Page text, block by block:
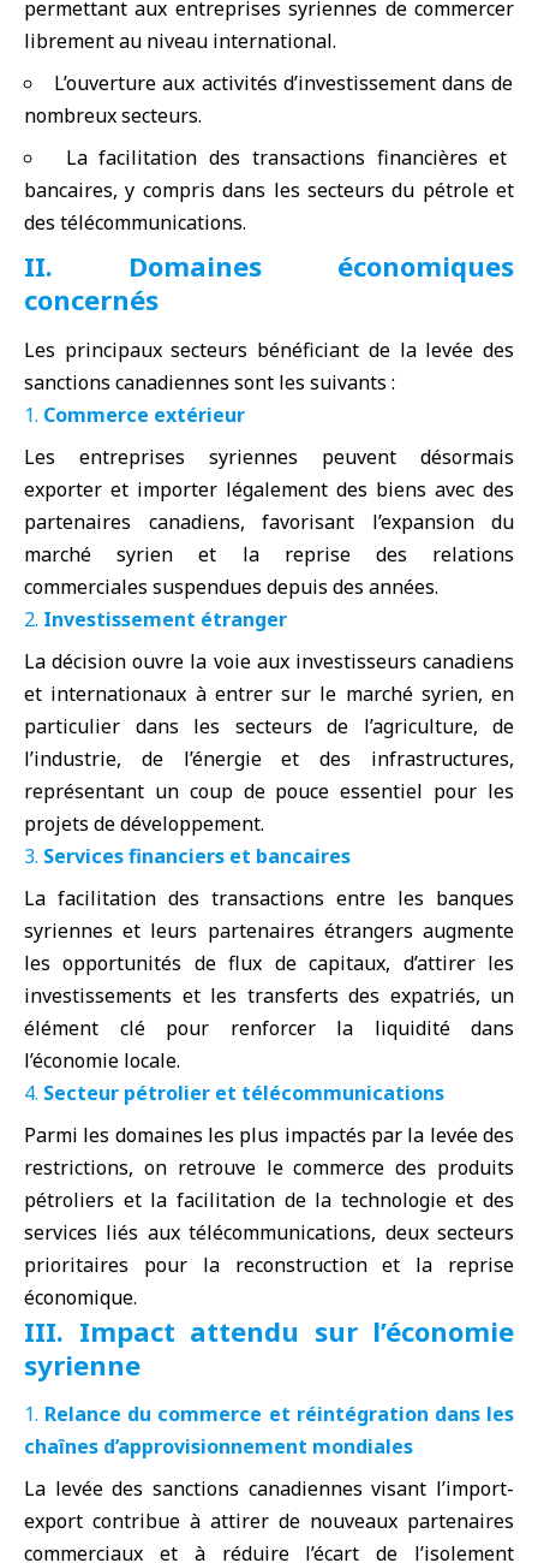
permettant aux entreprises syriennes de commercer
librement au niveau international.
L’ouverture aux activités d’investissement dans de
nombreux secteurs.
La facilitation des transactions financières et
bancaires, y compris dans les secteurs du pétrole et
des télécommunications.
II. Domaines économiques
concernés
Les principaux secteurs bénéficiant de la levée des
sanctions canadiennes sont les suivants :
Commerce extérieur
Les entreprises syriennes peuvent désormais
exporter et importer légalement des biens avec des
partenaires canadiens, favorisant l’expansion du
marché syrien et la reprise des relations
commerciales suspendues depuis des années.
Investissement étranger
La décision ouvre la voie aux investisseurs canadiens
et internationaux à entrer sur le marché syrien, en
particulier dans les secteurs de l’agriculture, de
l’industrie, de l’énergie et des infrastructures,
représentant un coup de pouce essentiel pour les
projets de développement.
Services financiers et bancaires
La facilitation des transactions entre les banques
syriennes et leurs partenaires étrangers augmente
les opportunités de flux de capitaux, d’attirer les
investissements et les transferts des expatriés, un
élément clé pour renforcer la liquidité dans
l’économie locale.
Secteur pétrolier et télécommunications
Parmi les domaines les plus impactés par la levée des
restrictions, on retrouve le commerce des produits
pétroliers et la facilitation de la technologie et des
services liés aux télécommunications, deux secteurs
prioritaires pour la reconstruction et la reprise
économique.
III. Impact attendu sur l’économie
syrienne
Relance du commerce et réintégration dans les
chaînes d’approvisionnement mondiales
La levée des sanctions canadiennes visant l’import-
export contribue à attirer de nouveaux partenaires
commerciaux et à réduire l’écart de l’isolement